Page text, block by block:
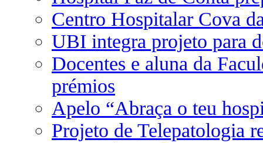
Centro Hospitalar Cova
UBI integra projeto para
Docentes e aluna da
prémios
Apelo “Abraça o teu
Projeto de Telepatologia